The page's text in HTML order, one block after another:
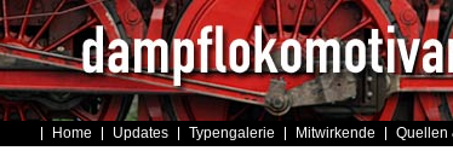
Home Updates Typengalerie Mitwirkende Quellen